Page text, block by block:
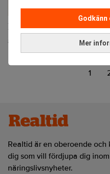
Mer
Godkänn
Pimco: Stimulanser från
avvaktande Riksbank
1
Realtid är en oberoende
dig som vill fördjupa dig
näringslivsnyheter.